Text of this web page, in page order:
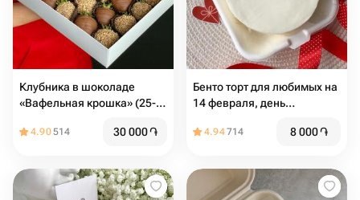
Клубника в шоколаде
«Вафельная крошка» (25-
4.90514 30 000֏
Бенто торт для любимых на
14 февраля, день
4.94714 8 000֏